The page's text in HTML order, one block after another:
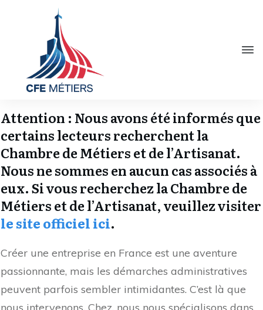
Attention : Nous avons été informés que
certains lecteurs recherchent la
Chambre de Métiers et de l’Artisanat.
Nous ne sommes en aucun cas associés à
eux. Si vous recherchez la Chambre de
Métiers et de l’Artisanat, veuillez visiter
le site officiel ici.
Créer une entreprise en France est une aventure
passionnante, mais les démarches administratives
peuvent parfois sembler intimidantes. C’est là que
nous intervenons. Chez, nous nous spécialisons dans